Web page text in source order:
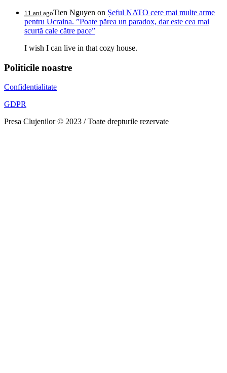
11 ani agoTien Nguyen on Șeful NATO cere mai multe arme
pentru Ucraina. ”Poate părea un paradox, dar este cea mai
scurtă cale către pace”
I wish I can live in that cozy house.
Politicile noastre
Confidentialitate
GDPR
Presa Clujenilor © 2023 / Toate drepturile rezervate